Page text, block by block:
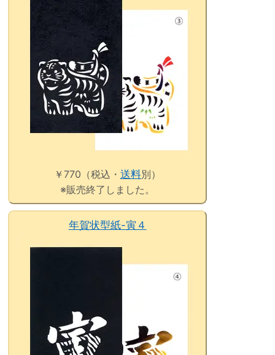
￥770（税込・ 送料別）
※販売終了しました。
年賀状型紙-寅４